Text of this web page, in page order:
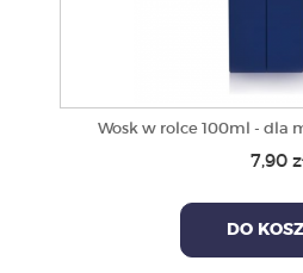
Wosk w rolce 100ml - dla
7,90
DO